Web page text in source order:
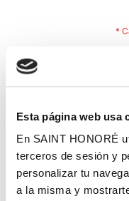
Esta página web usa
En SAINT HONORÉ
terceros de sesión y
personalizar tu
a la misma y
Nuevos clientes
Crear una cuenta tiene
guardar más de una
más.